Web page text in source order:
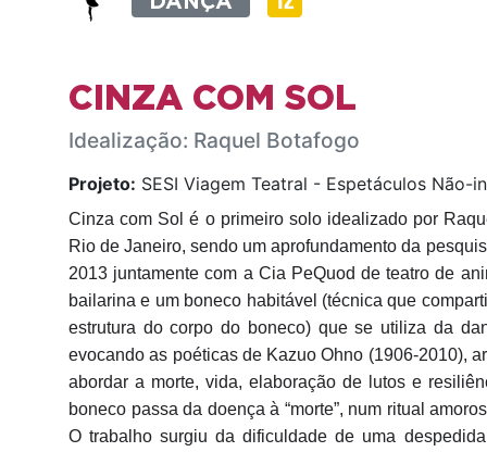
CINZA COM SOL
Idealização: Raquel Botafogo
Projeto: SESI Viagem Teatral - Espetáculos Não-
Cinza com Sol é o primeiro solo idealizado por
Rio de Janeiro, sendo um aprofundamento da
2013 juntamente com a Cia PeQuod de teatro de
bailarina e um boneco habitável (técnica que
estrutura do corpo do boneco) que se utiliza da
evocando as poéticas de Kazuo Ohno (1906-2010),
abordar a morte, vida, elaboração de
lutos e
boneco passa da doença à “morte”, num ritual
O trabalho surgiu da dificuldade de uma